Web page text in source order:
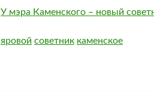
У мэра Каменского – новый
яровой советник каменское